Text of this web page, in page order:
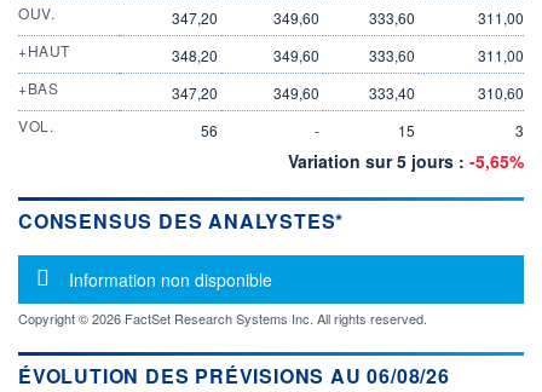
OUV.
347,20 349,60 333,60
311,00
+HAUT
348,20 349,60 333,60
311,00
+BAS
347,20 349,60 333,40
310,60
VOL.
56 - 15 3
Variation sur 5 jours : -5,65%
CONSENSUS DES ANALYSTES*
Message d'information
Information non disponible
Copyright © 2026 FactSet Research Systems Inc. All rights reserved.
ÉVOLUTION DES PRÉVISIONS AU 06/08/26